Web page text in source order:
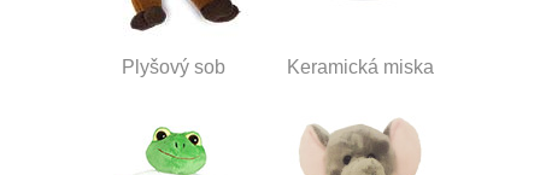
Plyšový sob Keramická miska